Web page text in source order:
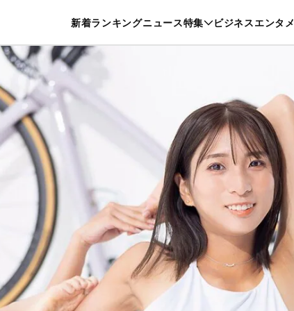
新着ランキングニュース特集 ビジネスエンタメ
暮らし スポーツ ヘルスケア 美容 グルメ